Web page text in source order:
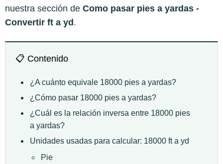
nuestra sección de Como pasar pies a yardas -
Convertir ft a yd.
📋 Contenido
¿A cuánto equivale 18000 pies a yardas?
¿Cómo pasar 18000 pies a yardas?
¿Cuál es la relación inversa entre 18000 pies
a yardas?
Unidades usadas para calcular: 18000 ft a yd
Pie